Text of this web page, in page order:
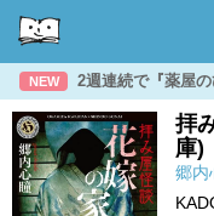
NEW 2週連続で『薬屋
拝
庫)
郷内